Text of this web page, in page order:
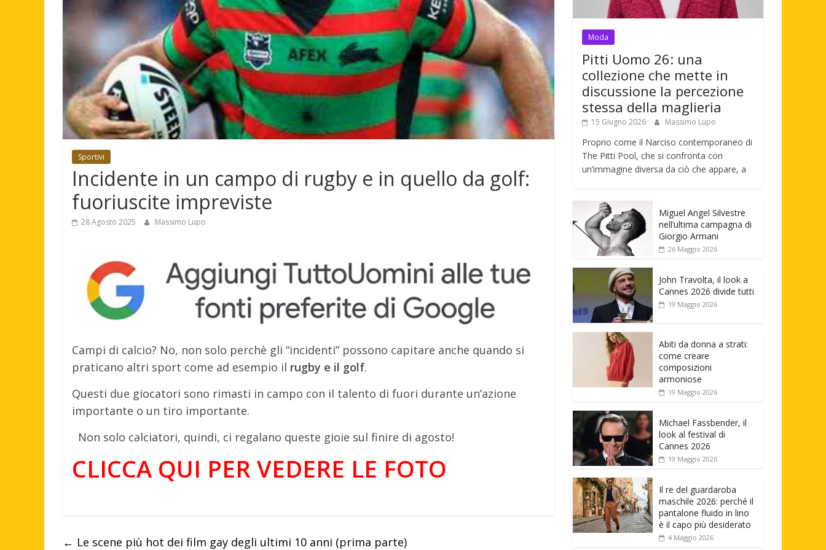
Sportivi
Incidente in un campo di rugby e in quello da golf:
fuoriuscite impreviste
28 Agosto 2025 Massimo Lupo
Campi di calcio? No, non solo perchè gli “incidenti” possono capitare anche quando si
praticano altri sport come ad esempio il rugby e il golf.
Questi due giocatori sono rimasti in campo con il talento di fuori durante un’azione
importante o un tiro importante.
Non solo calciatori, quindi, ci regalano queste gioie sul finire di agosto!
CLICCA QUI PER VEDERE LE FOTO
← Le scene più hot dei film gay degli ultimi 10 anni (prima parte)
Moda
Pitti Uomo 26: una
collezione che mette in
discussione la percezione
stessa della maglieria
15 Giugno 2026 Massimo Lupo
Proprio come il Narciso contemporaneo di
The Pitti Pool, che si confronta con
un’immagine diversa da ciò che appare, a
Miguel Angel Silvestre
nell’ultima campagna di
Giorgio Armani
26 Maggio 2026
John Travolta, il look a
Cannes 2026 divide tutti
19 Maggio 2026
Abiti da donna a strati:
come creare
composizioni
armoniose
19 Maggio 2026
Michael Fassbender, il
look al festival di
Cannes 2026
19 Maggio 2026
Il re del guardaroba
maschile 2026: perché il
pantalone fluido in lino
è il capo più desiderato
4 Maggio 2026